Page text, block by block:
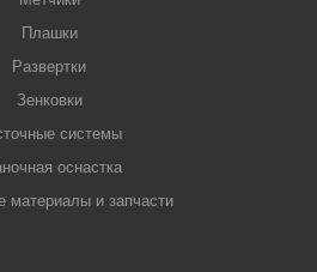
Плашки
Развертки
Зенковки
системы
оснастка
материалы и запчасти